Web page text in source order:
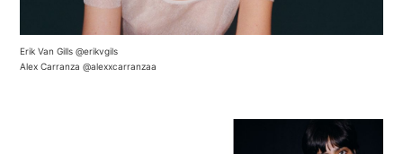
Erik Van Gills@erikvgils
Alex Carranza@alexxcarranzaa